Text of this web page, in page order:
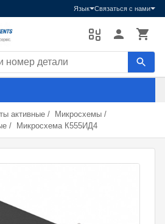
Язык Связаться с нами
активные / Микросхемы /
/ Микросхема К555ИД4